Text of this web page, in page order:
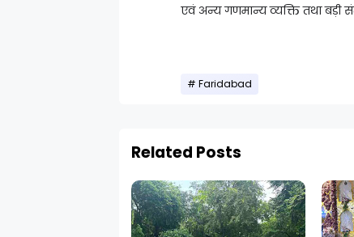
एवं अन्य गणमान्य व्यक्ति तथा बड़ी
Faridabad
Related Posts